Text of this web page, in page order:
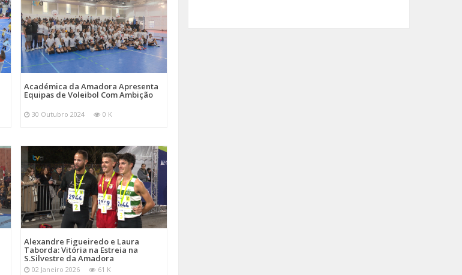
Académica da Amadora Apresenta
Equipas de Voleibol Com Ambição
30 Outubro 2024 0 K
Alexandre Figueiredo e Laura
Taborda: Vitória na Estreia na
S.Silvestre da Amadora
02 Janeiro 2026 61 K